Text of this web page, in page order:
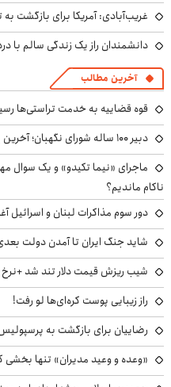
غریب‌آبادی: آمریکا برای بازگشت به
دانشمندان راز یک زندگی سالم با
آخرین مطالب
قوه قضاییه به خدمت تراستی‌ها
دبیر ۱۰۰ ساله شورای نگهبان؛ آخرین بازمانده از نسل نخست انقلاب
ماجرای «نیما تکیدو» و یک سوال
ناکام ماندیم؟
دور سوم مذاکرات لبنان و اسرائیل
شاید جنگ ایران تا آمدن دولت بعدی
شیب ریزش قیمت دلار تند شد +نرخ جدید
راز زیبایی پوست کره‌ای‌ها لو رفت!
رضاییان برای بازگشت به
«وعده و وعید مدیران» تنها بخشی